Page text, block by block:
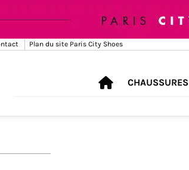
Plan du site Paris City Shoes
CHAUSSURES